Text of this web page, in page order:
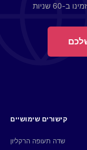
קישורים שימושיים
שדה תעופה הרקליון